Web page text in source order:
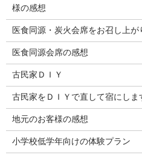
様の感想
医食同源・炭火会席をお召し上
医食同源会席の感想
古民家ＤＩＹ
古民家をＤＩＹで直して宿にしま
地元のお客様の感想
小学校低学年向けの体験プラン